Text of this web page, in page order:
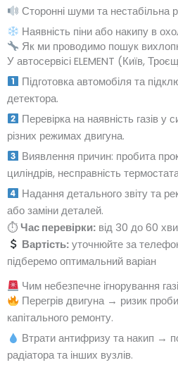
Сторонні шуми та нестабільна
Наявність піни або накипу в
Як ми проводимо пошук
У автосервісі ELEMENT (Київ,
Підготовка автомобіля та
детектора.
Перевірка на наявність газів у
різних режимах двигуна.
Виявлення причин: пробита
циліндрів, несправність
Надання детального звіту та
або заміни деталей.
⏱ Час перевірки: від 30 до 60
Вартість:уточнюйте за
підберемо оптимальний варіан
Чим небезпечне ігнорування
Перегрів двигуна → ризик
капітального ремонту.
Втрати антифризу та накип →
радіатора та інших вузлів.